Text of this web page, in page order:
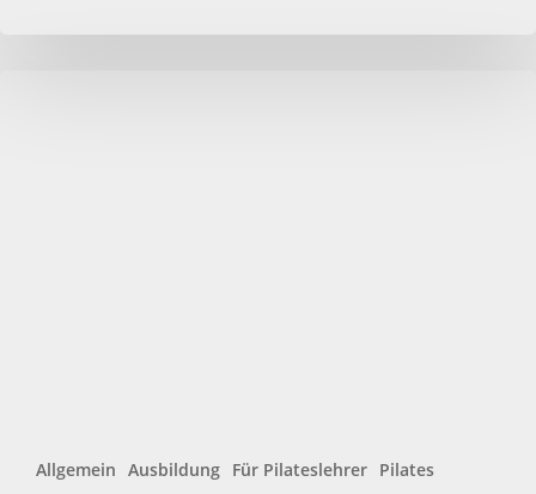
Allgemein Ausbildung Für Pilateslehrer Pilates